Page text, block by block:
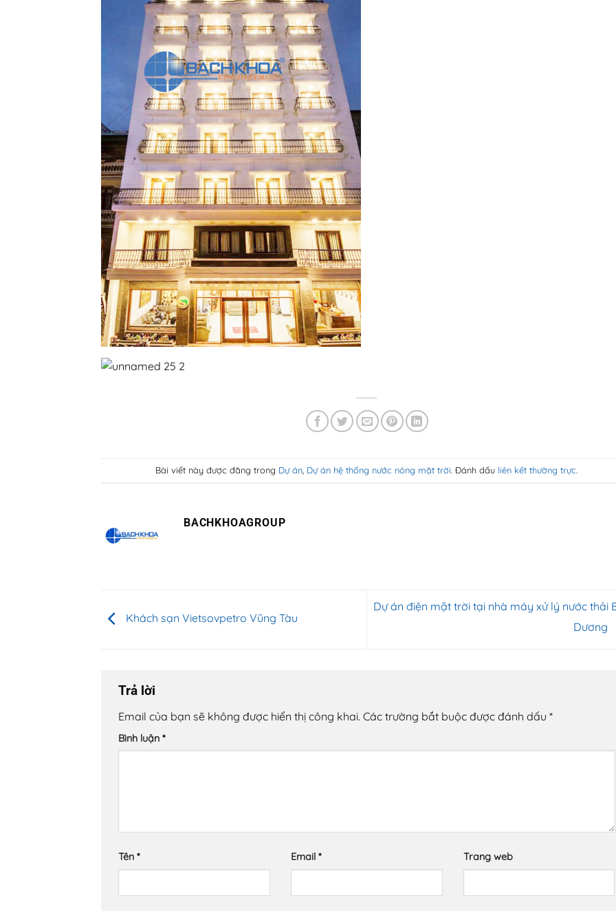
Bài viết này được đăng trong Dự án Dự án hệ thống nước nóng mặt trời. Đánh dấu liên kết thường trực.
BACHKHOAGROUP
Khách sạn Vietsovpetro Vũng Tàu
Dự án điện mặt trời tại nhà máy xử lý nước thải
Dương
Trả lời
Email của bạn sẽ không được hiển thị công khai. Các trường bắt buộc được đánh dấu *
Bình luận *
Tên * Email * Trang web